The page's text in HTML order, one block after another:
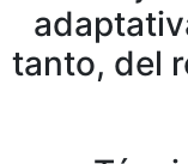
tanto, del